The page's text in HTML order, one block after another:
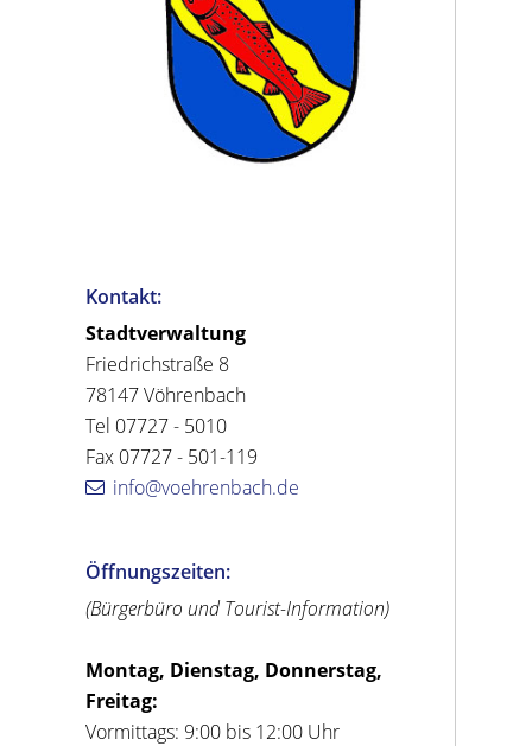
Kontakt:
Stadtverwaltung
Friedrichstraße 8
78147 Vöhrenbach
Tel 07727 - 5010
Fax 07727 - 501-119
info@voehrenbach.de
Öffnungszeiten:
(Bürgerbüro und Tourist-Information)
Montag, Dienstag, Donnerstag,
Freitag:
Vormittags: 9:00 bis 12:00 Uhr